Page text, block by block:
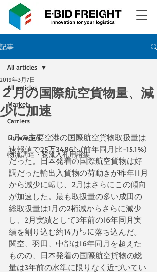
記事
All articles
Market
Carriers
Forwarders
物流調達・物流入札用語集
All articles
２月の国際航空貨物量、減
少に加速
2019年3月7日
2月の主要空港の国際航空貨物取扱量は
速報値で25万3486㌧(前年同月比-15.1%)
だった。日本発着の国際航空貨物は好
調だった輸出入貨物の荷動きが昨年11月
から減少に転じ、2月はさらにこの傾向
が加速した。最も取扱量の多い成田の
総取扱量は1月の2桁減からさらに減少
し、2月実績として3年前の16年同月実
績を割り込む約14万㌧に落ち込んだ。
関空、羽田、中部は16年同月を超えた
ものの、日本発着の国際航空貨物の総
量は3年前の水準に限りなく近づいてい